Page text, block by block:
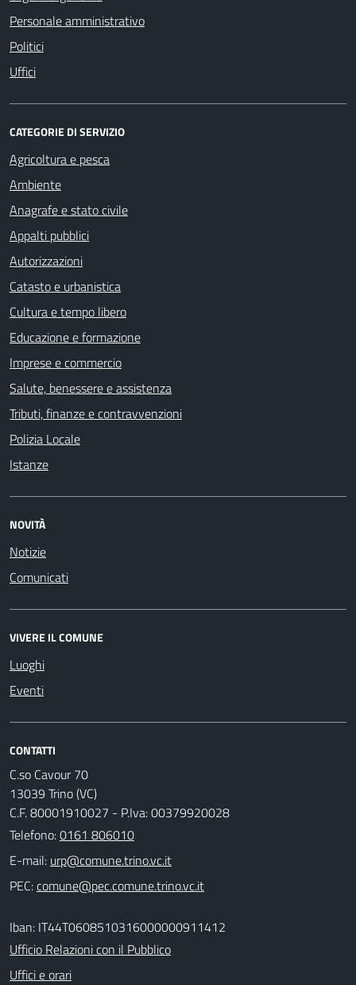
Personale amministrativo
Politici
Uffici
CATEGORIE DI SERVIZIO
Agricoltura e pesca
Ambiente
Anagrafe e stato civile
Appalti pubblici
Autorizzazioni
Catasto e urbanistica
Cultura e tempo libero
Educazione e formazione
Imprese e commercio
Salute, benessere e assistenza
Tributi, finanze e contravvenzioni
Polizia Locale
Istanze
NOVITÀ
Notizie
Comunicati
VIVERE IL COMUNE
Luoghi
Eventi
CONTATTI
C.so Cavour 70
13039 Trino (VC)
C.F. 80001910027 - P.Iva: 00379920028
Telefono:0161 806010
E-mail:
PEC:
Iban: IT44T0608510316000000911412
Ufficio Relazioni con il Pubblico
Uffici e orari